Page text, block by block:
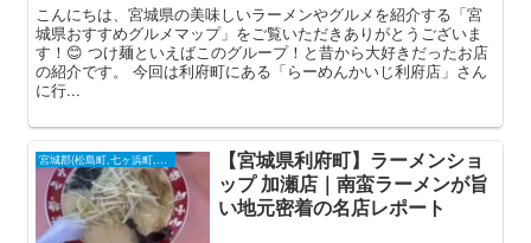
こんにちは、宮城県の美味しいラーメンやグルメを紹介する「宮
城県おすすめグルメマップ」をご覧いただきありがとうございま
す！😊 つけ麺といえばこのグループ！と昔から大好きだったお店
の紹介です。 今回は利府町にある「らーめんかいじ利府店」さん
に行...
宮城郡(松島町,七ヶ浜町,利府町)
【宮城県利府町】ラーメンショ
ップ 加瀬店｜南蛮ラーメンが旨
い地元密着の名店レポート